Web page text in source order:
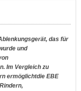
das für
und
Im Vergleich zu
ermöglichtdie EBE